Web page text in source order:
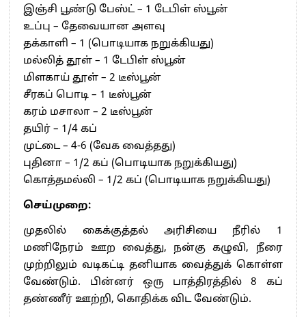
இஞ்சி பூண்டு பேஸ்ட் – 1 டேபிள் ஸ்பூன்
உப்பு – தேவையான அளவு
தக்காளி – 1 (பொடியாக நறுக்கியது)
மல்லித் தூள் – 1 டேபிள் ஸ்பூன்
மிளகாய் தூள் – 2 டீஸ்பூன்
சீரகப் பொடி – 1 டீஸ்பூன்
கரம் மசாலா – 2 டீஸ்பூன்
தயிர் – 1/4 கப்
முட்டை – 4-6 (வேக வைத்தது)
புதினா – 1/2 கப் (பொடியாக நறுக்கியது)
கொத்தமல்லி – 1/2 கப் (பொடியாக நறுக்கியது)
செய்முறை:
முதலில் கைக்குத்தல் அரிசியை நீரில் 1
மணிநேரம் ஊற வைத்து, நன்கு கழுவி, நீரை
முற்றிலும் வடிகட்டி தனியாக வைத்துக் கொள்ள
வேண்டும். பின்னர் ஒரு பாத்திரத்தில் 8 கப்
தண்ணீர் ஊற்றி, கொதிக்க விட வேண்டும்.